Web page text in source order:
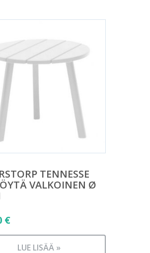
TENNESSE
VALKOINEN Ø
€
LUE LISÄÄ »